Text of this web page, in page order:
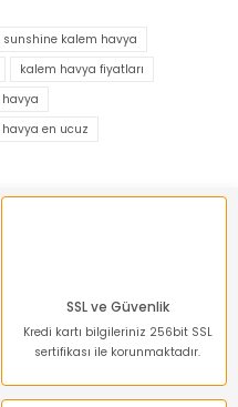
öneri formunu
görüntülenemiyor.
bulunuyor.
pahalı.
sunshine kalem havya
kalem havya fiyatları
havya
en ucuz
SSL ve Güvenlik
Kredi kartı bilgileriniz 256bit SSL
sertifikası ile korunmaktadır.